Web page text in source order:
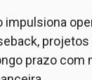
impulsiona
, projetos
prazo com